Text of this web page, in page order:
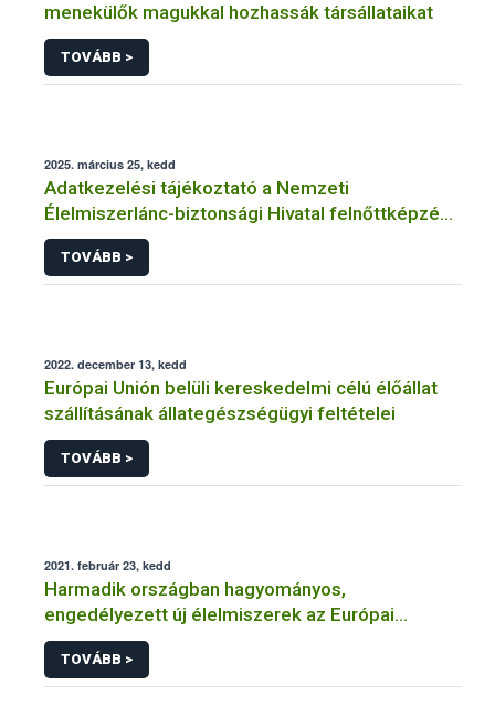
menekülők magukkal hozhassák társállataikat
TOVÁBB >
2025. március 25, kedd
Adatkezelési tájékoztató a Nemzeti
Élelmiszerlánc-biztonsági Hivatal felnőttképzési
tevékenységéhez kapcsolódó adatkezeléséhez
TOVÁBB >
2022. december 13, kedd
Európai Unión belüli kereskedelmi célú élőállat
szállításának állategészségügyi feltételei
TOVÁBB >
2021. február 23, kedd
Harmadik országban hagyományos,
engedélyezett új élelmiszerek az Európai
Unióban
TOVÁBB >